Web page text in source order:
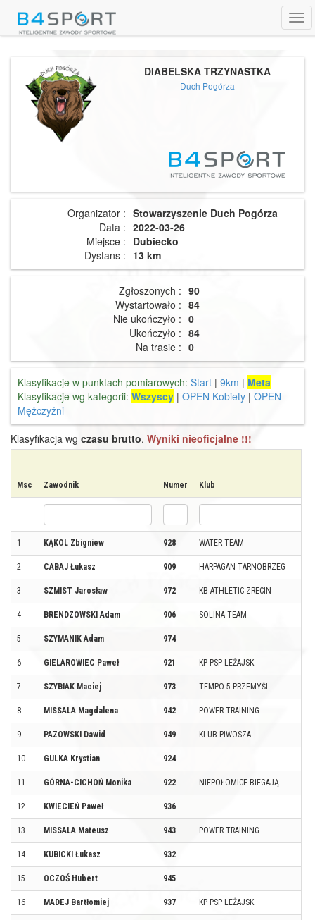
DIABELSKA TRZYNASTKA
Duch Pogórza
Organizator : Stowarzyszenie Duch Pogórza
Data : 2022-03-26
Miejsce : Dubiecko
Dystans : 13 km
Zgłoszonych : 90
Wystartowało : 84
Nie ukończyło : 0
Ukończyło : 84
Na trasie : 0
Klasyfikacje w punktach pomiarowych: Start | 9km | Meta
Klasyfikacje wg kategorii: Wszyscy | OPEN Kobiety | OPEN
Mężczyźni
Klasyfikacja wg czasu brutto. Wyniki nieoficjalne !!!
Msc Zawodnik Numer Klub
1 KĄKOL Zbigniew 928 WATER TEAM
2 CABAJ Łukasz 909 HARPAGAN TARNOBRZEG
3 SZMIST Jarosław 972 KB ATHLETIC ZRECIN
4 BRENDZOWSKI Adam 906 SOLINA TEAM
5 SZYMANIK Adam 974
6 GIELAROWIEC Paweł 921 KP PSP LEŻAJSK
7 SZYBIAK Maciej 973 TEMPO 5 PRZEMYŚL
8 MISSALA Magdalena 942 POWER TRAINING
9 PAZOWSKI Dawid 949 KLUB PIWOSZA
10 GULKA Krystian 924
11 GÓRNA-CICHOŃ Monika 922 NIEPOŁOMICE BIEGAJĄ
12 KWIECIEŃ Paweł 936
13 MISSALA Mateusz 943 POWER TRAINING
14 KUBICKI Łukasz 932
15 OCZOŚ Hubert 945
16 MADEJ Bartłomiej 937 KP PSP LEŻAJSK